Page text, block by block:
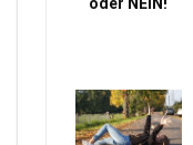
oder NEIN!